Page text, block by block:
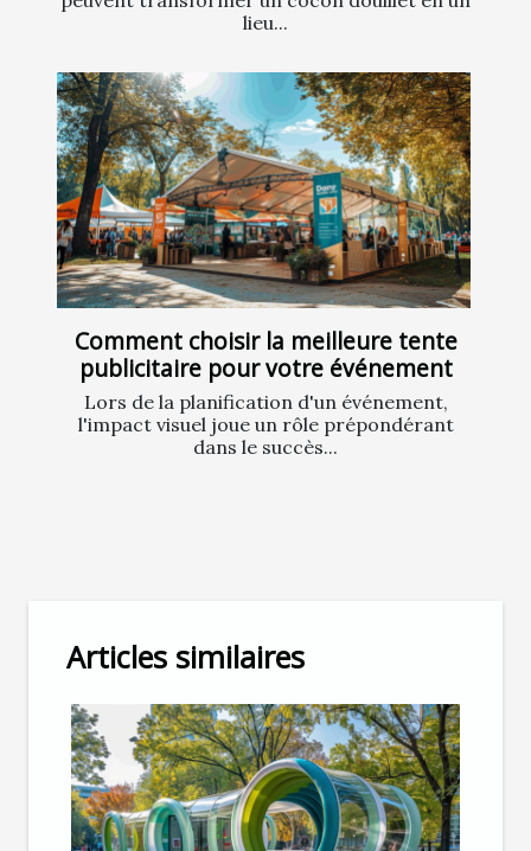
lieu...
Comment choisir la meilleure tente
publicitaire pour votre événement
Lors de la planification d'un événement,
l'impact visuel joue un rôle prépondérant
dans le succès...
Articles similaires